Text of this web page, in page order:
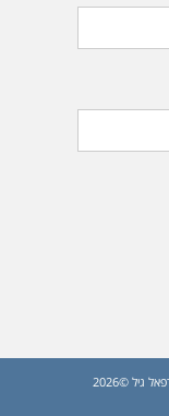
כל הזכויות שמורות לאיגוד המהנדסים והמהנדס רפאל גיל ©2026